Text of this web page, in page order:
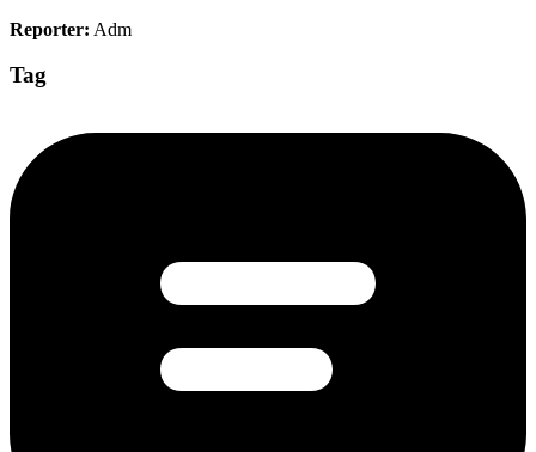
Reporter: Adm
Tag